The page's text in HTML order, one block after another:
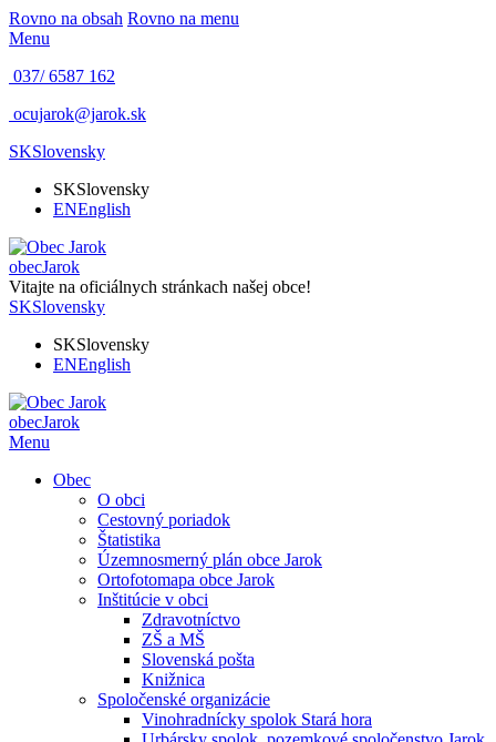
Rovno na obsah Rovno na menu
Menu
037/ 6587 162
ocujarok@jarok.sk
SKSlovensky
SKSlovensky
ENEnglish
obecJarok
Vitajte na oficiálnych stránkach našej obce!
SKSlovensky
SKSlovensky
ENEnglish
obecJarok
Menu
Obec
O obci
Cestovný poriadok
Štatistika
Územnosmerný plán obce Jarok
Ortofotomapa obce Jarok
Inštitúcie v obci
Zdravotníctvo
ZŠ a MŠ
Slovenská pošta
Knižnica
Spoločenské organizácie
Vinohradnícky spolok Stará hora